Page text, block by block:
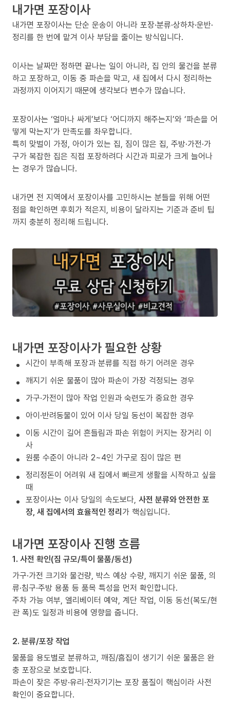
내가면 포장이사
내가면 포장이사는 단순 운송이 아니라 포장·분류·상하차·운반·
정리를 한 번에 맡겨 이사 부담을 줄이는 방식입니다.
이사는 날짜만 정하면 끝나는 일이 아니라, 집 안의 물건을 분류
하고 포장하고, 이동 중 파손을 막고, 새 집에서 다시 정리하는
과정까지 이어지기 때문에 생각보다 변수가 많습니다.
포장이사는 ‘얼마나 싸게’보다 ‘어디까지 해주는지’와 ‘파손을 어
떻게 막는지’가 만족도를 좌우합니다.
특히 맞벌이 가정, 아이가 있는 집, 짐이 많은 집, 주방·가전·가
구가 복잡한 집은 직접 포장하려다 시간과 피로가 크게 늘어나
는 경우가 많습니다.
내가면 전 지역에서 포장이사를 고민하시는 분들을 위해 어떤
점을 확인하면 후회가 적은지, 비용이 달라지는 기준과 준비 팁
까지 충분히 정리해 드립니다.
내가면 포장이사가 필요한 상황
시간이 부족해 포장과 분류를 직접 하기 어려운 경우
깨지기 쉬운 물품이 많아 파손이 가장 걱정되는 경우
가구·가전이 많아 작업 인원과 숙련도가 중요한 경우
아이·반려동물이 있어 이사 당일 동선이 복잡한 경우
이동 시간이 길어 흔들림과 파손 위험이 커지는 장거리 이
사
원룸 수준이 아니라 2~4인 가구로 짐이 많은 편
정리정돈이 어려워 새 집에서 빠르게 생활을 시작하고 싶을
때
포장이사는 이사 당일의 속도보다, 사전 분류와 안전한 포
장, 새 집에서의 효율적인 정리가 핵심입니다.
내가면 포장이사 진행 흐름
1. 사전 확인(짐 규모/특이 물품/동선)
가구·가전 크기와 물건량, 박스 예상 수량, 깨지기 쉬운 물품, 의
류·침구·주방 용품 등 품목 특성을 먼저 확인합니다.
주차 가능 여부, 엘리베이터 예약, 계단 작업, 이동 동선(복도/현
관 폭)도 일정과 비용에 영향을 줍니다.
2. 분류/포장 작업
물품을 용도별로 분류하고, 깨짐/흠집이 생기기 쉬운 물품은 완
충 포장으로 보호합니다.
파손이 잦은 주방·유리·전자기기는 포장 품질이 핵심이라 사전
확인이 중요합니다.